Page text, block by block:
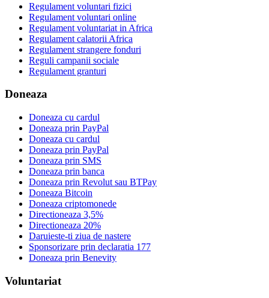
Regulament voluntari fizici
Regulament voluntari online
Regulament voluntariat in Africa
Regulament calatorii Africa
Regulament strangere fonduri
Reguli campanii sociale
Regulament granturi
Doneaza
Doneaza cu cardul
Doneaza prin PayPal
Doneaza cu cardul
Doneaza prin PayPal
Doneaza prin SMS
Doneaza prin banca
Doneaza prin Revolut sau BTPay
Doneaza Bitcoin
Doneaza criptomonede
Directioneaza 3,5%
Directioneaza 20%
Daruieste-ti ziua de nastere
Sponsorizare prin declaratia 177
Doneaza prin Benevity
Voluntariat